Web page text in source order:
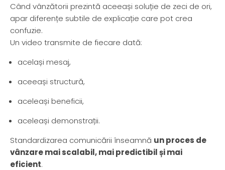
Când vânzătorii prezintă aceeași soluție de zeci de ori,
apar diferențe subtile de explicație care pot crea
confuzie.
Un video transmite de fiecare dată:
același mesaj,
aceeași structură,
aceleași beneficii,
aceleași demonstrații.
Standardizarea comunicării înseamnă un proces de
vânzare mai scalabil, mai predictibil și mai
eficient.